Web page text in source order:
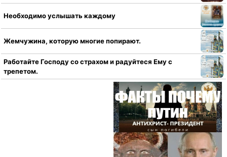
Необходимо услышать каждому
Жемчужина, которую многие попирают.
Работайте Господу со страхом и радуйтеся Ему с
трепетом.